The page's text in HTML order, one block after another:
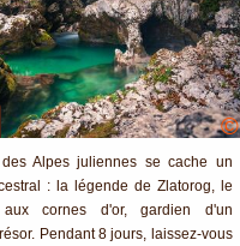
©
Alpes juliennes se cache un
: la légende de Zlatorog, le
aux cornes d'or, gardien d'un
Pendant 8 jours, laissez-vous